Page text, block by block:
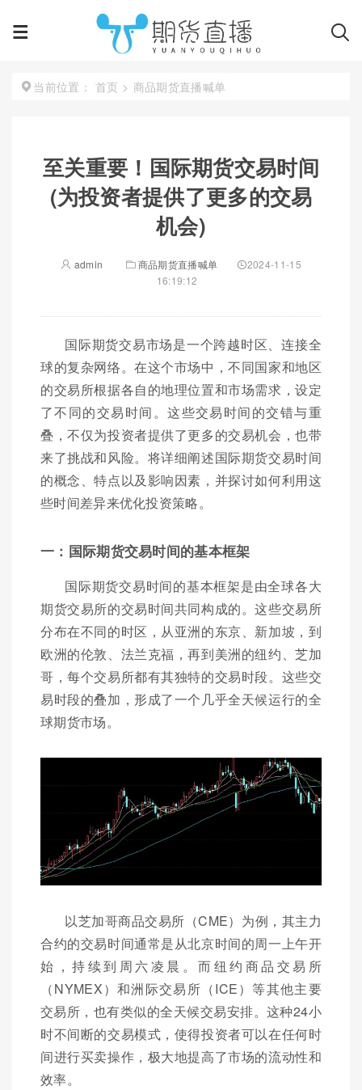
当前位置： 首页 > 商品期货直播喊单
至关重要！国际期货交易时间
(为投资者提供了更多的交易
机会)
admin 商品期货直播喊单
2024-11-15
16:19:12
国际期货交易市场是一个跨越时区、连接全
球的复杂网络。在这个市场中，不同国家和地区
的交易所根据各自的地理位置和市场需求，设定
了不同的交易时间。这些交易时间的交错与重
叠，不仅为投资者提供了更多的交易机会，也带
来了挑战和风险。将详细阐述国际期货交易时间
的概念、特点以及影响因素，并探讨如何利用这
些时间差异来优化投资策略。
一：国际期货交易时间的基本框架
国际期货交易时间的基本框架是由全球各大
期货交易所的交易时间共同构成的。这些交易所
分布在不同的时区，从亚洲的东京、新加坡，到
欧洲的伦敦、法兰克福，再到美洲的纽约、芝加
哥，每个交易所都有其独特的交易时段。这些交
易时段的叠加，形成了一个几乎全天候运行的全
球期货市场。
以芝加哥商品交易所（CME）为例，其主力
合约的交易时间通常是从北京时间的周一上午开
始，持续到周六凌晨。而纽约商品交易所
（NYMEX）和洲际交易所（ICE）等其他主要
交易所，也有类似的全天候交易安排。这种24小
时不间断的交易模式，使得投资者可以在任何时
间进行买卖操作，极大地提高了市场的流动性和
效率。